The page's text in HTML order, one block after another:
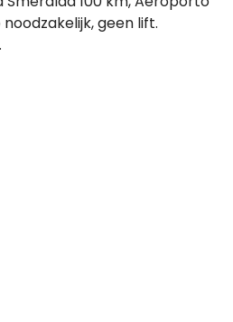
geen lift.